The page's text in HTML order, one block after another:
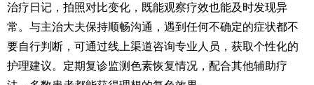
治疗日记，拍照对比变化，既能观察疗效也能及时发现异
常。与主治大夫保持顺畅沟通，遇到任何不确定的症状都不
要自行判断，可通过线上渠道咨询专业人员，获取个性化的
护理建议。定期复诊监测色素恢复情况，配合其他辅助疗